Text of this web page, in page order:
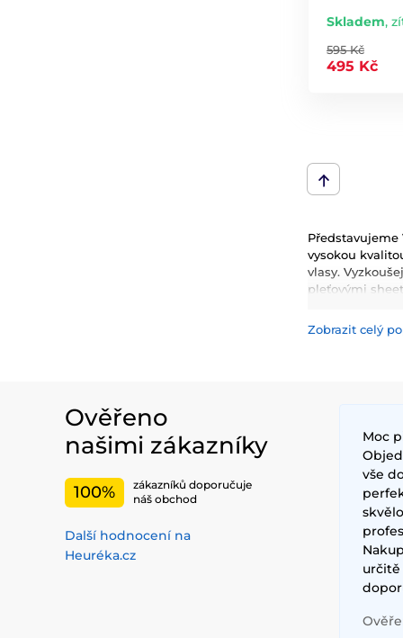
Skladem,
595 Kč
495 Kč
vysokou
vlasy.
pleťovými
Mezi nejčastěji
Zobrazit celý
Ověřeno
našimi zákazníky
100%
zákazníků doporučuje
náš obchod
Další hodnocení na
Heuréka.cz
Moc
vše
určitě